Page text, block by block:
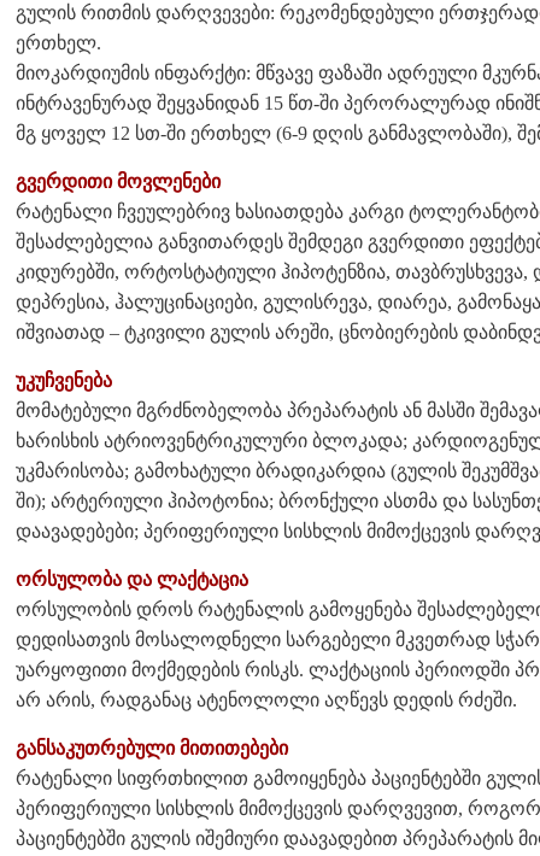
გულის რითმის დარღვევები: რეკომენდებული
ერთხელ.
მიოკარდიუმის ინფარქტი: მწვავე ფაზაში ადრეული
ინტრავენურად შეყვანიდან 15 წთ-ში პერორალურად
მგ ყოველ 12 სთ-ში ერთხელ (6-9 დღის განმავლობაში),
გვერდითი მოვლენები
რატენალი ჩვეულებრივ ხასიათდება კარგი
შესაძლებელია განვითარდეს შემდეგი გვერდითი
კიდურებში, ორტოსტატიული ჰიპოტენზია,
დეპრესია, ჰალუცინაციები, გულისრევა, დიარეა,
იშვიათად – ტკივილი გულის არეში, ცნობიერების
უკუჩვენება
მომატებული მგრძნობელობა პრეპარატის ან მასში
ხარისხის ატრიოვენტრიკულური ბლოკადა;
უკმარისობა; გამოხატული ბრადიკარდია (გულის
ში); არტერიული ჰიპოტონია; ბრონქული ასთმა და
დაავადებები; პერიფერიული სისხლის მიმოქცევის
ორსულობა და ლაქტაცია
ორსულობის დროს რატენალის გამოყენება
დედისათვის მოსალოდნელი სარგებელი მკვეთრად
უარყოფითი მოქმედების რისკს. ლაქტაციის პერიოდში
არ არის, რადგანაც ატენოლოლი აღწევს დედის რძეში.
განსაკუთრებული მითითებები
რატენალი სიფრთხილით გამოიყენება პაციენტებში
პერიფერიული სისხლის მიმოქცევის დარღვევით,
პაციენტებში გულის იშემიური დაავადებით პრეპარატის